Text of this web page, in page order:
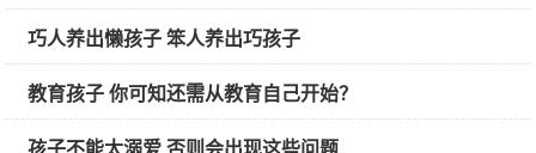
巧人养出懒孩子 笨人养出巧孩子
教育孩子 你可知还需从教育自己开始？
孩子不能太溺爱 否则会出现这些问题